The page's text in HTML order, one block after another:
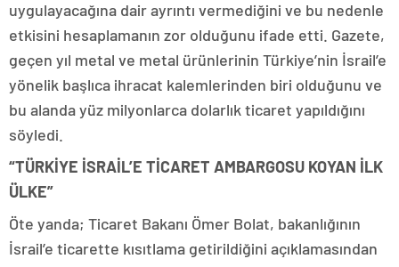
uygulayacağına dair ayrıntı vermediğini ve bu nedenle
etkisini hesaplamanın zor olduğunu ifade etti. Gazete,
geçen yıl metal ve metal ürünlerinin Türkiye’nin İsrail’e
yönelik başlıca ihracat kalemlerinden biri olduğunu ve
bu alanda yüz milyonlarca dolarlık ticaret yapıldığını
söyledi.
“TÜRKİYE İSRAİL’E TİCARET AMBARGOSU KOYAN İLK
ÜLKE”
Öte yanda; Ticaret Bakanı Ömer Bolat, bakanlığının
İsrail’e ticarette kısıtlama getirildiğini açıklamasından